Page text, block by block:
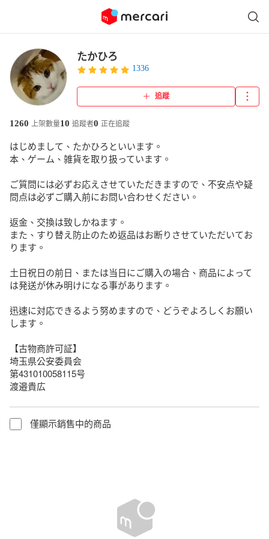
たかひろ
1336
追蹤
1260 上架數量10 追蹤者0 正在追蹤
はじめまして、たかひろといいます。
本、ゲーム、雑貨を取り扱っています。
ご質問には必ずお応えさせていただきますので、不安点や疑
問点は必ずご購入前にお問い合わせください。
返金、交換は致しかねます。
また、すり替え防止のため返品はお断りさせていただいてお
ります。
土日祝日の前日、または当日にご購入の場合、商品によって
は発送が休み明けになる事があります。
迅速に対応できるよう努めますので、どうぞよろしくお願い
します。
【古物商許可証】
埼玉県公安委員会
第431010058115号
渡邉貴広
僅顯示銷售中的商品